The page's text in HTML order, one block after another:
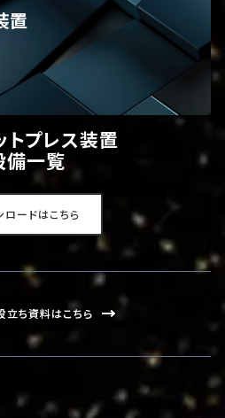
置
トプレス装置
備一覧
ロードはこちら
立ち資料はこちら